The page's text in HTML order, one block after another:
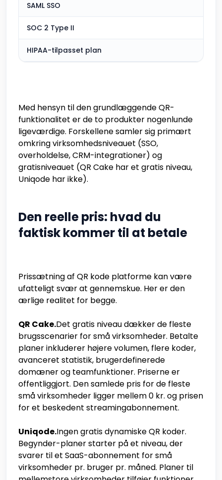
SAML SSO
SOC 2 Type II
HIPAA-tilpasset plan
Med hensyn til den grundlæggende QR-
funktionalitet er de to produkter nogenlunde
ligeværdige. Forskellene samler sig primært
omkring virksomhedsniveauet (SSO,
overholdelse, CRM-integrationer) og
gratisniveauet (QR Cake har et gratis niveau,
Uniqode har ikke).
Den reelle pris: hvad du
faktisk kommer til at betale
Prissætning af QR kode platforme kan være
ufatteligt svær at gennemskue. Her er den
ærlige realitet for begge.
QR Cake.Det gratis niveau dækker de fleste
brugsscenarier for små virksomheder. Betalte
planer inkluderer højere volumen, flere koder,
avanceret statistik, brugerdefinerede
domæner og teamfunktioner. Priserne er
offentliggjort. Den samlede pris for de fleste
små virksomheder ligger mellem 0 kr. og prisen
for et beskedent streamingabonnement.
Uniqode.Ingen gratis dynamiske QR koder.
Begynder-planer starter på et niveau, der
svarer til et SaaS-abonnement for små
virksomheder pr. bruger pr. måned. Planer til